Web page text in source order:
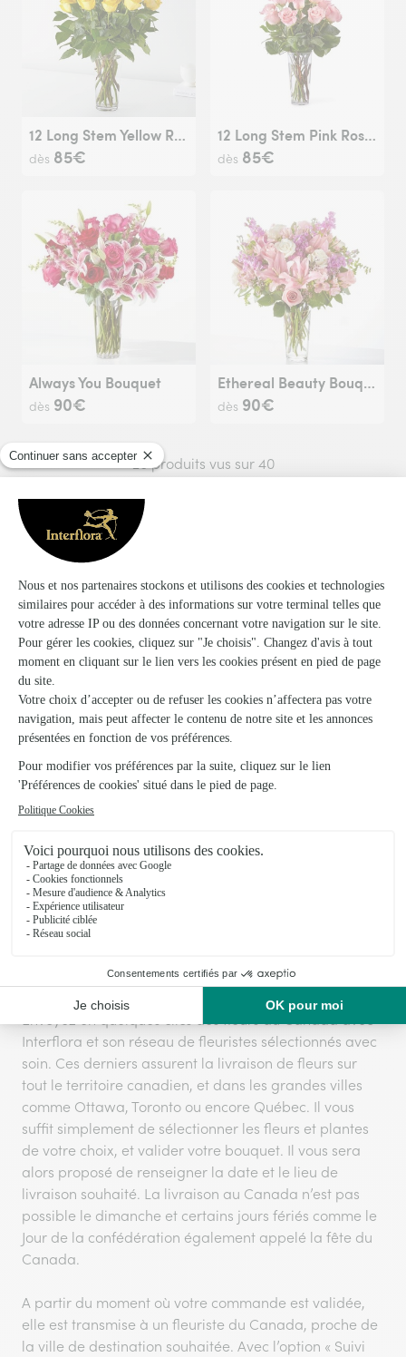
12 Long Stem Yellow Rose Bouquet
dès 85€
12 Long Stem Pink Rose Bouquet
dès 85€
Always You Bouquet
dès 90€
Ethereal Beauty Bouquet
dès 90€
20 produits vus sur 40
Voir plus de produits
Le numéro de téléphone est obligatoire.
Pour le deuil indiquez: le nom du défunt, le nom du lieu
de cérémonie, l'heure des funérailles et le numéro de
téléphone de la famille ou des pompes funèbres.Les
bouquets sont livrés à la maison funéraire uniquement
pas au domicile.
CANADA
Interflora et son réseau de fleuristes sélectionnés avec
soin. Ces derniers assurent la livraison de fleurs sur
tout le territoire canadien, et dans les grandes villes
comme Ottawa, Toronto ou encore Québec. Il vous
suffit simplement de sélectionner les fleurs et plantes
de votre choix, et valider votre bouquet. Il vous sera
alors proposé de renseigner la date et le lieu de
livraison souhaité. La livraison au Canada n’est pas
possible le dimanche et certains jours fériés comme le
Jour de la confédération également appelé la fête du
Canada.
A partir du moment où votre commande est validée,
elle est transmise à un fleuriste du Canada, proche de
la ville de destination souhaitée. Avec l’option « Suivi